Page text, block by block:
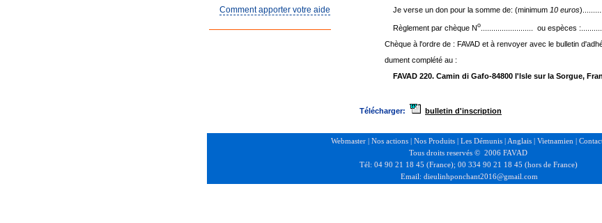
Comment apporter votre aide
Je verse un don pour la somme de: (minimum 10 euros
Règlement par chèque No ......................... ou espèces
Chèque à l'ordre de : FAVAD et à renvoyer avec le bulletin
dument complété au :
FAVAD 220. Camin di Gafo-84800 I'lsle sur la Sorgue,
Télécharger: bulletin d'inscription
Webmaster | Nos actions | Nos Produits | Les Démunis | Anglais | Vietnamien | C
Tous droits reservés © 2006 FAVAD
Tél: 04 90 21 18 45 (France); 00 334 90 21 18 45 (hors de France)
Email: dieulinhponchant2016@gmail.com